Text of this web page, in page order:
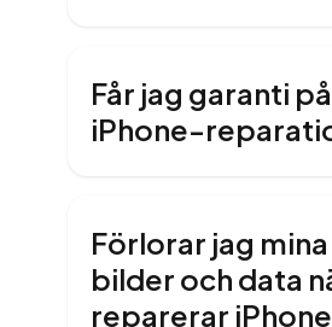
Får jag garanti
iPhone-
Förlorar jag mina
bilder och data
reparerar